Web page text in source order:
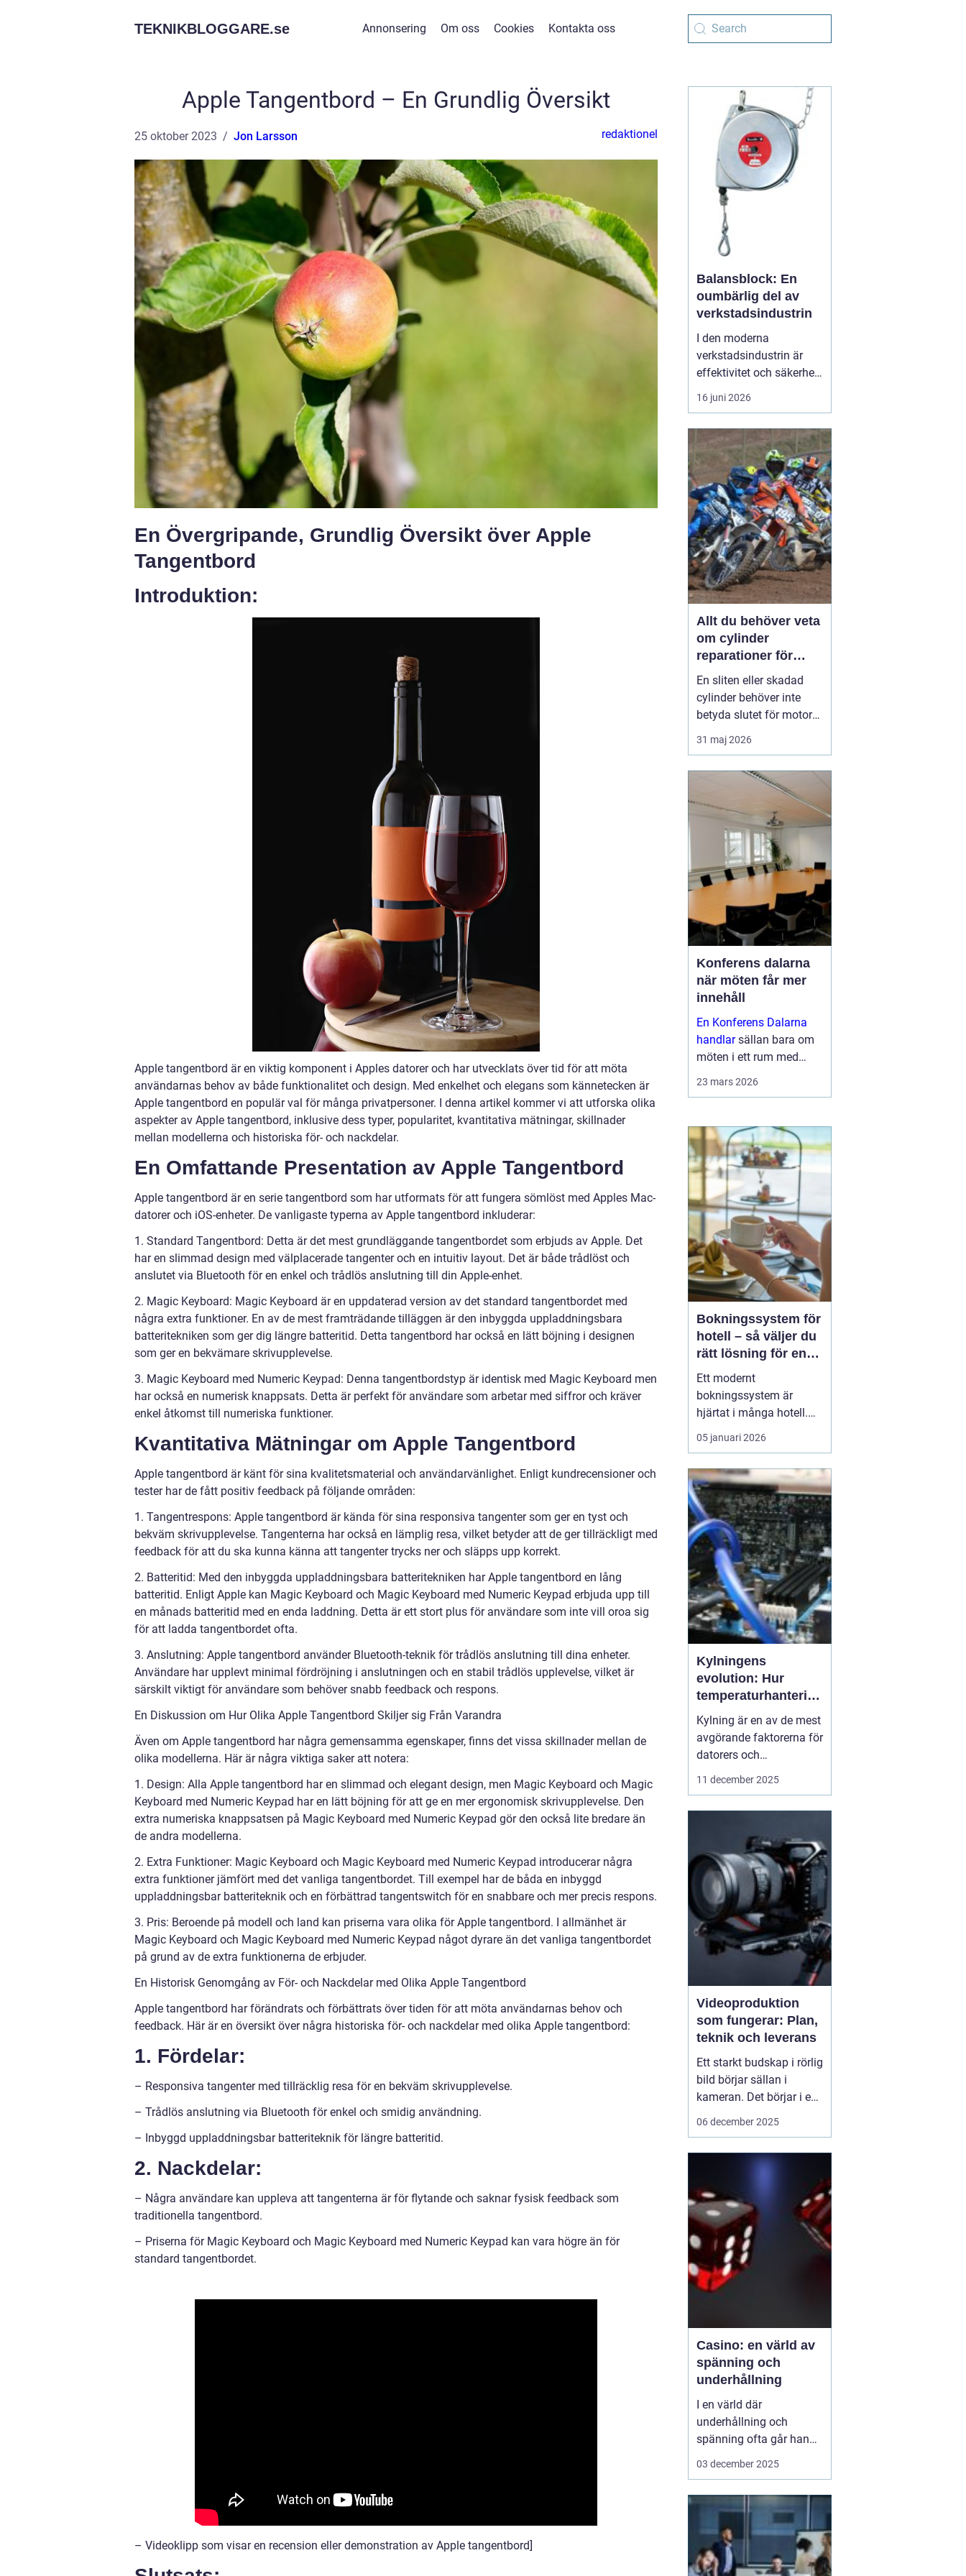
TEKNIKBLOGGARE.se Annonsering Om oss Cookies Kontakta oss
Apple Tangentbord – En Grundlig Översikt
25 oktober 2023 Jon Larsson redaktionel
En Övergripande, Grundlig Översikt över Apple
Tangentbord
Introduktion:
Apple tangentbord är en viktig komponent i Apples datorer och har utvecklats över tid för att möta
användarnas behov av både funktionalitet och design. Med enkelhet och elegans som kännetecken är
Apple tangentbord en populär val för många privatpersoner. I denna artikel kommer vi att utforska olika
aspekter av Apple tangentbord, inklusive dess typer, popularitet, kvantitativa mätningar, skillnader
mellan modellerna och historiska för- och nackdelar.
En Omfattande Presentation av Apple Tangentbord
Apple tangentbord är en serie tangentbord som har utformats för att fungera sömlöst med Apples Mac-
datorer och iOS-enheter. De vanligaste typerna av Apple tangentbord inkluderar:
1. Standard Tangentbord: Detta är det mest grundläggande tangentbordet som erbjuds av Apple. Det
har en slimmad design med välplacerade tangenter och en intuitiv layout. Det är både trådlöst och
anslutet via Bluetooth för en enkel och trådlös anslutning till din Apple-enhet.
2. Magic Keyboard: Magic Keyboard är en uppdaterad version av det standard tangentbordet med
några extra funktioner. En av de mest framträdande tilläggen är den inbyggda uppladdningsbara
batteritekniken som ger dig längre batteritid. Detta tangentbord har också en lätt böjning i designen
som ger en bekvämare skrivupplevelse.
3. Magic Keyboard med Numeric Keypad: Denna tangentbordstyp är identisk med Magic Keyboard men
har också en numerisk knappsats. Detta är perfekt för användare som arbetar med siffror och kräver
enkel åtkomst till numeriska funktioner.
Kvantitativa Mätningar om Apple Tangentbord
Apple tangentbord är känt för sina kvalitetsmaterial och användarvänlighet. Enligt kundrecensioner och
tester har de fått positiv feedback på följande områden:
1. Tangentrespons: Apple tangentbord är kända för sina responsiva tangenter som ger en tyst och
bekväm skrivupplevelse. Tangenterna har också en lämplig resa, vilket betyder att de ger tillräckligt med
feedback för att du ska kunna känna att tangenter trycks ner och släpps upp korrekt.
2. Batteritid: Med den inbyggda uppladdningsbara batteritekniken har Apple tangentbord en lång
batteritid. Enligt Apple kan Magic Keyboard och Magic Keyboard med Numeric Keypad erbjuda upp till
en månads batteritid med en enda laddning. Detta är ett stort plus för användare som inte vill oroa sig
för att ladda tangentbordet ofta.
3. Anslutning: Apple tangentbord använder Bluetooth-teknik för trådlös anslutning till dina enheter.
Användare har upplevt minimal fördröjning i anslutningen och en stabil trådlös upplevelse, vilket är
särskilt viktigt för användare som behöver snabb feedback och respons.
En Diskussion om Hur Olika Apple Tangentbord Skiljer sig Från Varandra
Även om Apple tangentbord har några gemensamma egenskaper, finns det vissa skillnader mellan de
olika modellerna. Här är några viktiga saker att notera:
1. Design: Alla Apple tangentbord har en slimmad och elegant design, men Magic Keyboard och Magic
Keyboard med Numeric Keypad har en lätt böjning för att ge en mer ergonomisk skrivupplevelse. Den
extra numeriska knappsatsen på Magic Keyboard med Numeric Keypad gör den också lite bredare än
de andra modellerna.
2. Extra Funktioner: Magic Keyboard och Magic Keyboard med Numeric Keypad introducerar några
extra funktioner jämfört med det vanliga tangentbordet. Till exempel har de båda en inbyggd
uppladdningsbar batteriteknik och en förbättrad tangentswitch för en snabbare och mer precis respons.
3. Pris: Beroende på modell och land kan priserna vara olika för Apple tangentbord. I allmänhet är
Magic Keyboard och Magic Keyboard med Numeric Keypad något dyrare än det vanliga tangentbordet
på grund av de extra funktionerna de erbjuder.
En Historisk Genomgång av För- och Nackdelar med Olika Apple Tangentbord
Apple tangentbord har förändrats och förbättrats över tiden för att möta användarnas behov och
feedback. Här är en översikt över några historiska för- och nackdelar med olika Apple tangentbord:
1. Fördelar:
– Responsiva tangenter med tillräcklig resa för en bekväm skrivupplevelse.
– Trådlös anslutning via Bluetooth för enkel och smidig användning.
– Inbyggd uppladdningsbar batteriteknik för längre batteritid.
2. Nackdelar:
– Några användare kan uppleva att tangenterna är för flytande och saknar fysisk feedback som
traditionella tangentbord.
– Priserna för Magic Keyboard och Magic Keyboard med Numeric Keypad kan vara högre än för
standard tangentbordet.
– Videoklipp som visar en recension eller demonstration av Apple tangentbord]
Balansblock: En
oumbärlig del av
verkstadsindustrin
I den moderna
verkstadsindustrin är
effektivitet och säkerhet
grundpelare som inte får
komprometteras. För
tunga verktyg och
maskiner är det
avgörande att ha rätt
hjälpmedel fö...
16 juni 2026
Allt du behöver veta
om cylinder
reparationer för
motorcyklar och
snöskotrar
En sliten eller skadad
cylinder behöver inte
betyda slutet för motorn.
Med rätt kunskap,
noggrann felsökning och
det ofta att rädda även
hårt drabbade motorer.
För den som kör
motocross, enduro eller
snöskoter kan en väl
utför...
31 maj 2026
Konferens dalarna
när möten får mer
innehåll
En Konferens Dalarna
handlarsällan bara om
möten i ett rum med
människor faktiskt
hinner mötas, tänka klart
och bygga relatio...
23 mars 2026
Bokningssystem för
hotell – så väljer du
rätt lösning för en
modern
hotellvardag
Ett modernt
bokningssystem är
hjärtat i många hotell.
När gäster förväntar sig
snabba svar, enkla
in- och utcheckningar
behöver hotellen ett
digitalt stöd som håller
samma te...
05 januari 2026
Kylningens
evolution: Hur
temperaturhantering
formar prestanda
och design
Kylning är en av de mest
avgörande faktorerna för
datorers och
elektronikkomponenters
bara livslängden på
processorer och
grafikkort...
11 december 2025
Videoproduktion
som fungerar: Plan,
teknik och leverans
Ett starkt budskap i rörlig
bild börjar sällan i
kameran. Det börjar i en
tydlig plan. När företag
handlar det om att knyta
teknik och distribution.
D&ari...
06 december 2025
Casino: en värld av
spänning och
underhållning
I en värld där
underhållning och
spänning ofta går hand i
hand, framstår casinon
kombineras för att
skapa oförglömliga
upplevelser. Från de
glitt...
03 december 2025